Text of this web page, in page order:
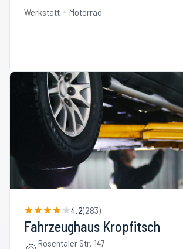
Werkstatt Motorrad
4.2(283)
Fahrzeughaus Kropfitsch
Rosentaler Str. 147